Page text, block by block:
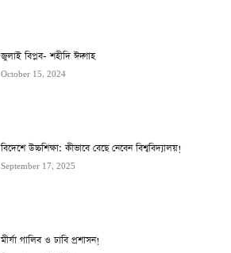
জুলাই বিপ্লব- শহীদি ঈদ্গাহ
October 15, 2024
বিদেশে উচ্চশিক্ষা: কীভাবে বেছে নেবেন বিশ্ববিদ্যালয়!
September 17, 2025
মীর্যা গালিব ও ঢাবি প্রশাসন!